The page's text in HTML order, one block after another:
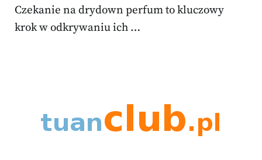
Czekanie na drydown perfum to kluczowy
krok w odkrywaniu ich …